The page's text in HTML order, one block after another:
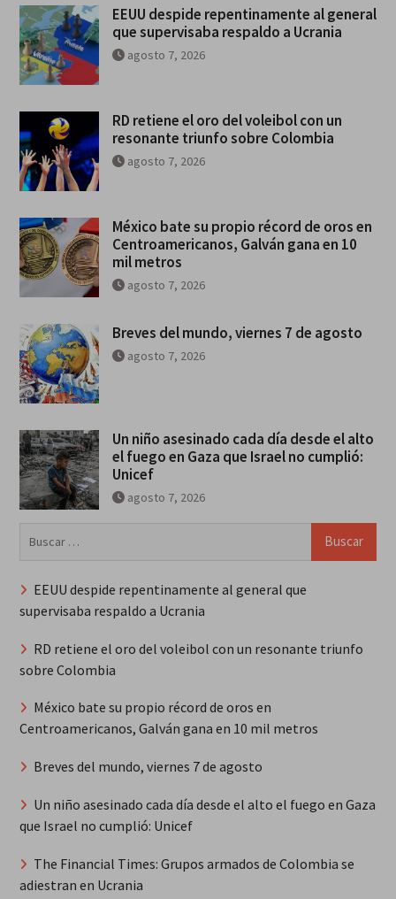
EEUU despide repentinamente al general
que supervisaba respaldo a Ucrania
agosto 7, 2026
RD retiene el oro del voleibol con un
resonante triunfo sobre Colombia
agosto 7, 2026
México bate su propio récord de oros en
Centroamericanos, Galván gana en 10
mil metros
agosto 7, 2026
Breves del mundo, viernes 7 de agosto
agosto 7, 2026
Un niño asesinado cada día desde el alto
el fuego en Gaza que Israel no cumplió:
Unicef
agosto 7, 2026
EEUU despide repentinamente al general que
supervisaba respaldo a Ucrania
RD retiene el oro del voleibol con un resonante triunfo
sobre Colombia
México bate su propio récord de oros en
Centroamericanos, Galván gana en 10 mil metros
Breves del mundo, viernes 7 de agosto
Un niño asesinado cada día desde el alto el fuego en Gaza
que Israel no cumplió: Unicef
The Financial Times: Grupos armados de Colombia se
adiestran en Ucrania